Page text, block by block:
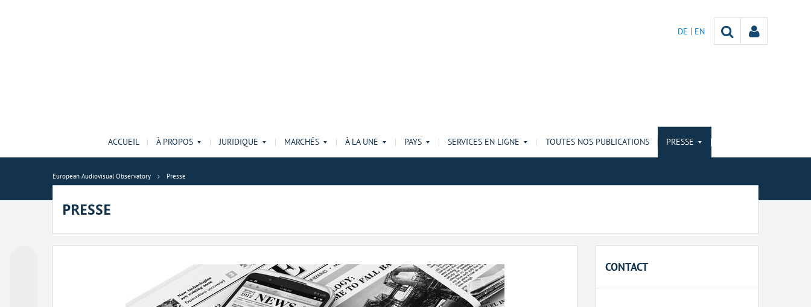
DE EN
ACCUEIL À PROPOS JURIDIQUE MARCHÉS À LA UNE PAYS SERVICES EN LIGNE TOUTES NOS PUBLICATIONS PRESSE
European Audiovisual Observatory Presse
PRESSE
CONTACT